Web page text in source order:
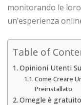
monitorando le
un’esperienza
Table of
Opinioni Utenti
Come Creare
Preinstallato
Omegle è